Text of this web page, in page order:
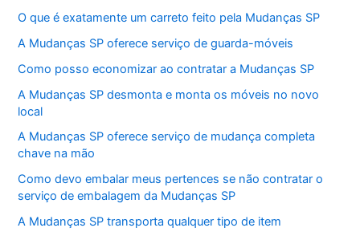
O que é exatamente um carreto feito pela Mudanças SP
A Mudanças SP oferece serviço de guarda-móveis
Como posso economizar ao contratar a Mudanças SP
A Mudanças SP desmonta e monta os móveis no novo
local
A Mudanças SP oferece serviço de mudança completa
chave na mão
Como devo embalar meus pertences se não contratar o
serviço de embalagem da Mudanças SP
A Mudanças SP transporta qualquer tipo de item